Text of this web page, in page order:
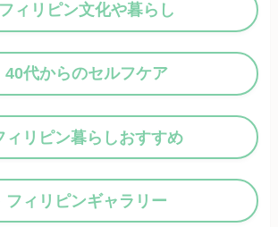
フィリピン文化や暮らし
40代からのセルフケア
ィリピン暮らしおすすめ
フィリピンギャラリー